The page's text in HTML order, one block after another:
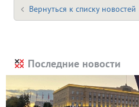
Вернуться к списку новостей
Последние новости